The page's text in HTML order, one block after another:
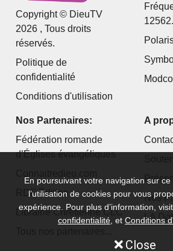
Copyright © DieuTV
2026 , Tous droits
réservés.
Politique de
confidentialité
Conditions d'utilisation
Nos Partenaires:
Fédération romande
d’Églises évangéliques
RDF Édition
Librairie Chrétienne CLC
A
Nos
LA
En poursuivant votre navigation sur
l’utilisation de cookies pour vous
expérience. Pour plus d’information,
confidentialité , et Conditions